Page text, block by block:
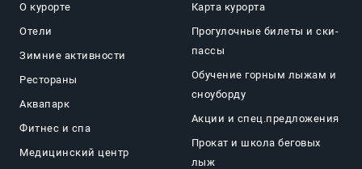
О курорте
Отели
Зимние активности
Рестораны
Аквапарк
Фитнес и спа
Медицинский центр
Карта курорта
Прогулочные билеты и ски-
пассы
Обучение горным лыжам и
сноуборду
Акции и спец.предложения
Прокат и школа беговых
лыж